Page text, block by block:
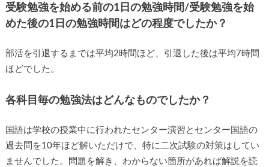
受験勉強を始める前の1日の勉強時間/受験勉強を始
めた後の1日の勉強時間はどの程度でしたか？
部活を引退するまでは平均2時間ほど、引退した後は平均7時間
ほどでした。
各科目毎の勉強法はどんなものでしたか？
国語は学校の授業中に行われたセンター演習とセンター国語の
過去問を10年ほど解いただけで、特に二次試験の対策はしてい
ませんでした。問題を解き、わからない箇所があれば解説を読